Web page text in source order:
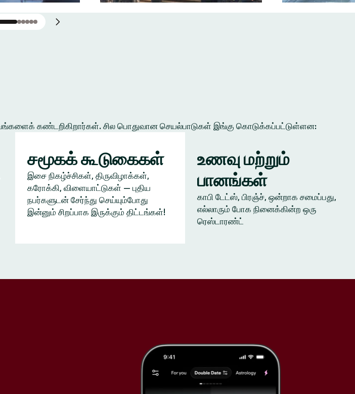
கண்டறிகிறார்கள். சில பொதுவான செயல்பாடுகள் இங்கு கொடுக்கப்பட்டுள்ளன:
சமூகக் கூடுகைகள்
இசை நிகழ்ச்சிகள், திருவிழாக்கள்,
கரோக்கி, விளையாட்டுகள் — புதிய
நபர்களுடன் சேர்ந்து செய்யும்போது
இன்னும் சிறப்பாக இருக்கும் திட்டங்கள்!
உணவு மற்றும்
பானங்கள்
காபி டேட்ஸ், பிரஞ்ச், ஒன்றாக சமைப்பது,
எல்லாரும் போக நினைக்கின்ற ஒரு
ரெஸ்டாரண்ட்